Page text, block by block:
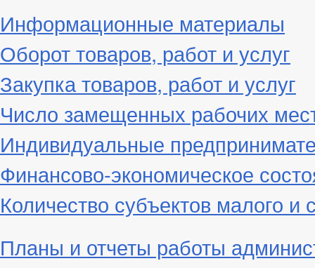
Информационные материалы
Оборот товаров, работ и услуг
Закупка товаров, работ и услуг
Число замещенных рабочих
Индивидуальные
Финансово-экономическое
Количество субъектов малого и
Планы и отчеты работы